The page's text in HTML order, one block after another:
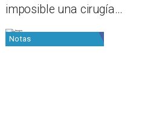
imposible una cirugía…
Notas